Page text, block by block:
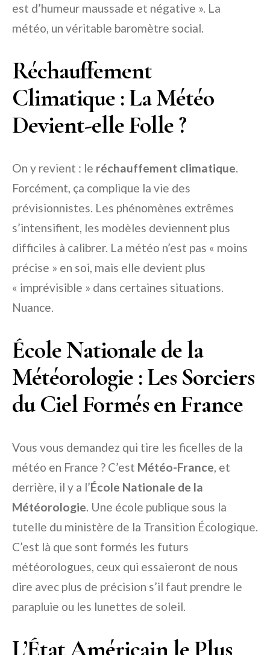
est d’humeur maussade et négative ». La
météo, un véritable baromètre social.
Réchauffement
Climatique : La Météo
Devient-elle Folle ?
On y revient : le réchauffement climatique
Forcément, ça complique la vie des
prévisionnistes. Les phénomènes extrêmes
s’intensifient, les modèles deviennent plus
difficiles à calibrer. La météo n’est pas « moins
précise » en soi, mais elle devient plus
« imprévisible » dans certaines situations.
Nuance.
École Nationale de la
Météorologie : Les Sorciers
du Ciel Formés en France
Vous vous demandez qui tire les ficelles de la
météo en France ? C’est Météo-France , et
derrière, il y a l’École Nationale de la
Météorologie . Une école publique sous la
tutelle du ministère de la Transition Écologique.
C’est là que sont formés les futurs
météorologues, ceux qui essaieront de nous
dire avec plus de précision s’il faut prendre le
parapluie ou les lunettes de soleil.
L’État Américain le Plus